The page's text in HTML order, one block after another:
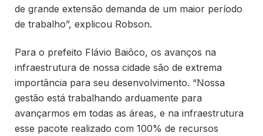
de grande extensão demanda de um maior período
de trabalho”, explicou Robson.
Para o prefeito Flávio Baiôco, os avanços na
infraestrutura de nossa cidade são de extrema
importância para seu desenvolvimento. “Nossa
gestão está trabalhando arduamente para
avançarmos em todas as áreas, e na infraestrutura
esse pacote realizado com 100% de recursos